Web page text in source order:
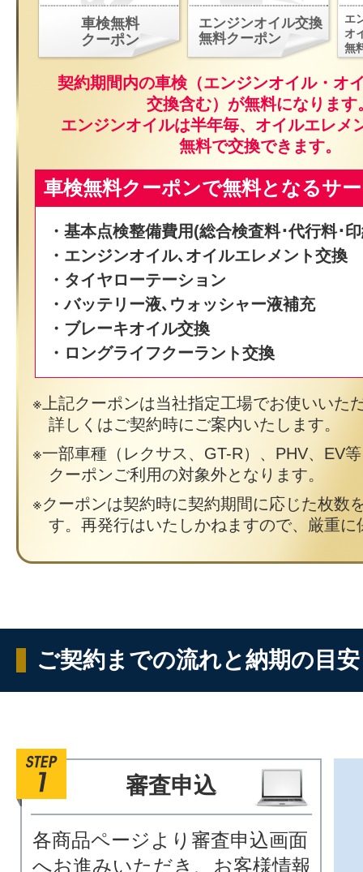
車検無料
クーポン
エンジンオイル交換
無料クーポン
エ
オ
無
契約期間内の車検（エンジンオイル・オ
交換含む）が無料になります
エンジンオイルは半年毎、オイルエレメ
無料で交換できます。
車検無料クーポンで無料となるサ
・基本点検整備費用(総合検査料･代行料･
・エンジンオイル､オイルエレメント交換
・タイヤローテーション
・バッテリー液､ウォッシャー液補充
・ブレーキオイル交換
・ロングライフクーラント交換
上記クーポンは当社指定工場でお使いいた
詳しくはご契約時にご案内いたします。
一部車種（レクサス、GT-R）、PHV、EV
クーポンご利用の対象外となります。
クーポンは契約時に契約期間に応じた枚数
す。再発行はいたしかねますので、厳重に
ご契約までの流れと納期の目安
審査申込
各商品ページより審査申込画面
へお進みいただき、お客様情報